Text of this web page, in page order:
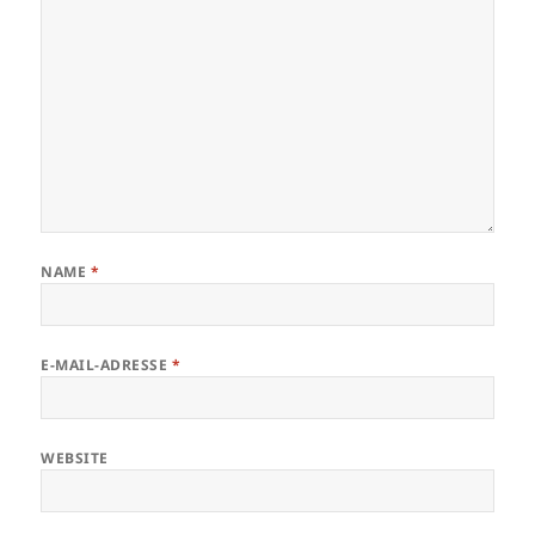
NAME *
E-MAIL-ADRESSE *
WEBSITE